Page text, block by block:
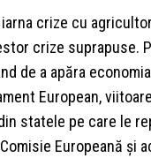
iarna crize cu
crize suprapuse.
de a apăra
European,
statele pe care le
Europeană şi